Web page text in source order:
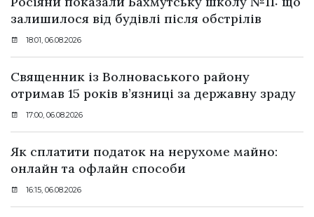
залишилося від будівлі після обстрілів
18:01, 06.08.2026
Священник із Волноваського району
отримав 15 років в’язниці за державну зраду
17:00, 06.08.2026
Як сплатити податок на нерухоме майно:
онлайн та офлайн способи
16:15, 06.08.2026